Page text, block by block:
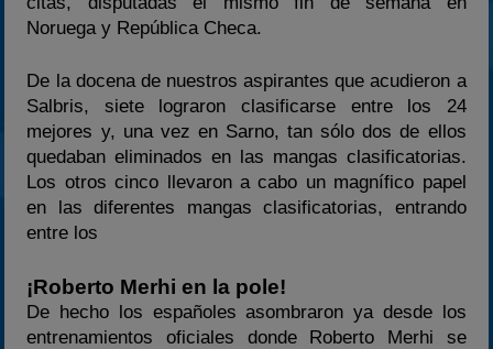
Noruega y República Checa.
De la docena de nuestros aspirantes que acudieron a
Salbris, siete lograron clasificarse entre los 24
mejores y, una vez en Sarno, tan sólo dos de ellos
quedaban eliminados en las mangas clasificatorias.
Los otros cinco llevaron a cabo un magnífico papel
en las diferentes mangas clasificatorias, entrando
entre los
¡Roberto Merhi en la pole!
De hecho los españoles asombraron ya desde los
entrenamientos oficiales donde Roberto Merhi se